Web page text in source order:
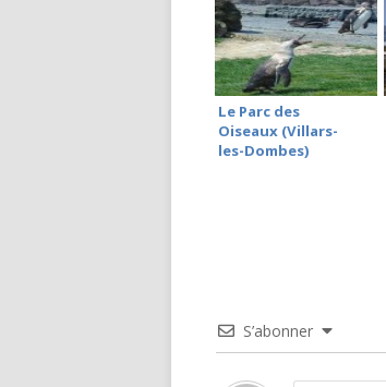
Le Parc des
Oiseaux (Villars-
les-Dombes)
S’abonner